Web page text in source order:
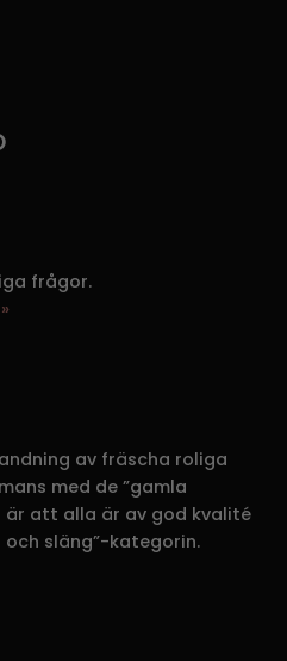
frågor.
av fräscha roliga
med de ”gamla
är att alla är av god kvalité
släng”-kategorin.